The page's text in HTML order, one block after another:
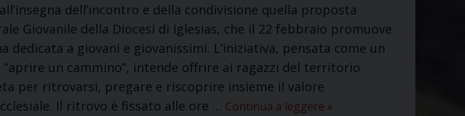
dell’incontro e della condivisione quella proposta
Giovanile della Diocesi di Iglesias, che il 22 febbraio promuove
dedicata a giovani e giovanissimi. L’iniziativa, pensata come un
“aprire un cammino”, intende offrire ai ragazzi del territorio
per ritrovarsi, pregare e riscoprire insieme il valore
Il ritrovo è fissato alle ore … Continua a leggere »